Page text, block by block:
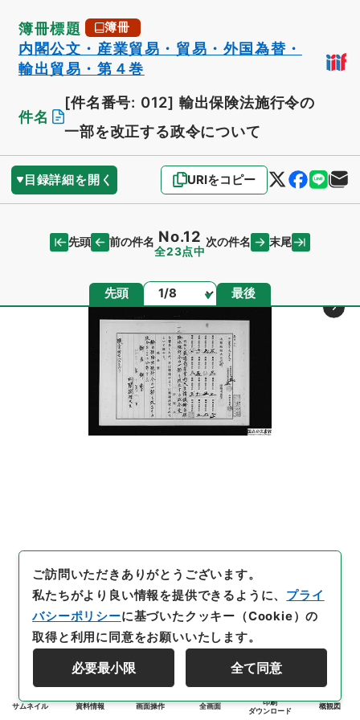
簿冊標題 簿冊
内閣公文・産業貿易・貿易・外国為替・
輸出貿易・第４巻
件名
[件名番号: 012] 輸出保険法施行令の
一部を改正する政令について
目録詳細を開く URIをコピー
先頭 前の件名 No.12
全23点中
次の件名 末尾
先頭 ページ 最後
サムネイル 資料情報 画面操作 全画面
印刷
ダウンロード
概観図
ご訪問いただきありがとうございます。
私たちがより良い情報を提供できるように、 プライ
バシーポリシーに基づいたクッキー（Cookie）の
取得と利用に同意をお願いいたします。
必要最小限 全て同意